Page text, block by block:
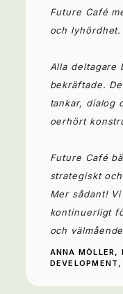
Future Café
och lyhördhet.
Alla deltagare
bekräftade.
tankar, dialog
oerhört
Future Café
strategiskt
Mer sådant!
kontinuerligt
och
ANNA MÖLLER,